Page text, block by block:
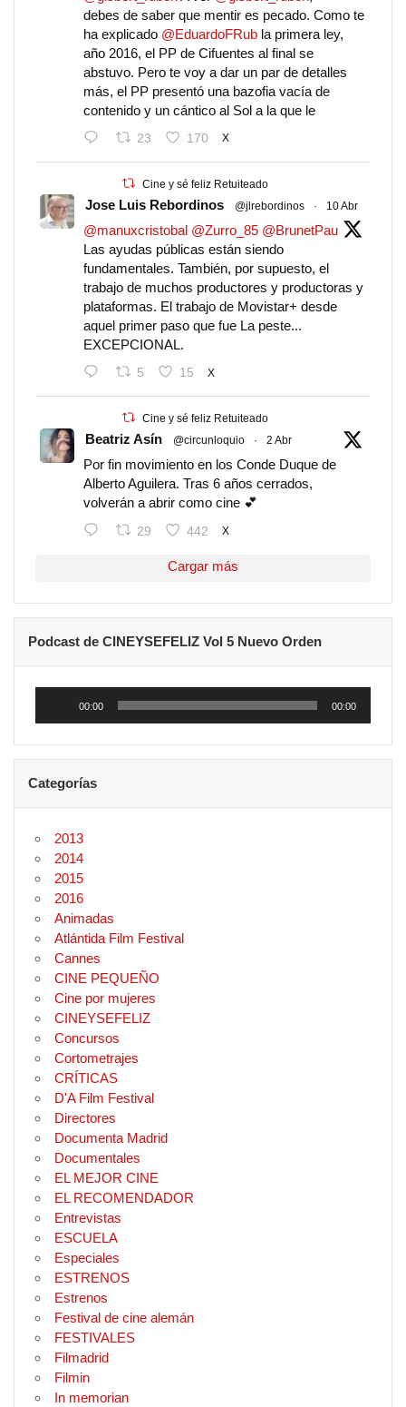
debes de saber que mentir es pecado. Como te
ha explicado @EduardoFRubla primera ley,
año 2016, el PP de Cifuentes al final se
abstuvo. Pero te voy a dar un par de detalles
más, el PP presentó una bazofia vacía de
contenido y un cántico al Sol a la que le
23 170 X
Cine y sé feliz Retuiteado
Jose Luis Rebordinos @jlrebordinos · 10 Abr
@manuxcristobal @Zurro_85 @BrunetPau
Las ayudas públicas están siendo
fundamentales. También, por supuesto, el
trabajo de muchos productores y productoras y
plataformas. El trabajo de Movistar+ desde
aquel primer paso que fue La peste...
EXCEPCIONAL.
5 15 X
Cine y sé feliz Retuiteado
Beatriz Asín @circunloquio · 2 Abr
Por fin movimiento en los Conde Duque de
Alberto Aguilera. Tras 6 años cerrados,
volverán a abrir como cine 💕
29 442 X
Cargar más
Podcast de CINEYSEFELIZ Vol 5 Nuevo Orden
audio
00:00 00:00
Categorías
2013
2014
2015
2016
Animadas
Atlántida Film Festival
Cannes
CINE PEQUEÑO
Cine por mujeres
CINEYSEFELIZ
Concursos
Cortometrajes
CRÍTICAS
D'A Film Festival
Directores
Documenta Madrid
Documentales
EL MEJOR CINE
EL RECOMENDADOR
Entrevistas
ESCUELA
Especiales
ESTRENOS
Estrenos
Festival de cine alemán
FESTIVALES
Filmadrid
Filmin
In memorian